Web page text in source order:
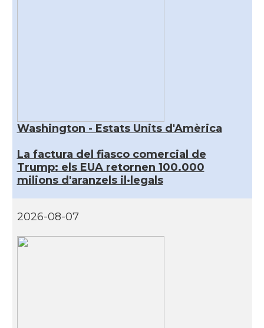
Washington - Estats Units d'Amèrica
La factura del fiasco comercial de
Trump: els EUA retornen 100.000
milions d'aranzels il·legals
2026-08-07